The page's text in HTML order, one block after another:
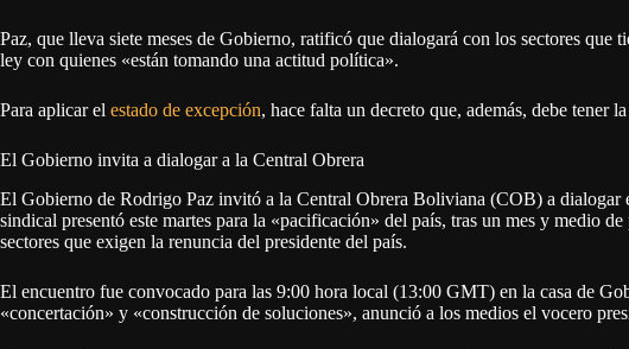
Paz, que lleva siete meses de Gobierno, ratificó que dialogará con los sectores que
ley con quienes «están tomando una actitud política».
Para aplicar el estado de excepción, hace falta un decreto que, además, debe tener
El Gobierno invita a dialogar a la Central Obrera
El Gobierno de Rodrigo Paz invitó a la Central Obrera Boliviana (COB) a dialogar
sindical presentó este martes para la «pacificación» del país, tras un mes y medio
sectores que exigen la renuncia del presidente del país.
El encuentro fue convocado para las 9:00 hora local (13:00 GMT) en la casa de
«concertación» y «construcción de soluciones», anunció a los medios el vocero